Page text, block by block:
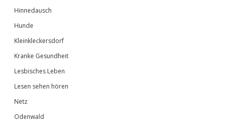
Hinnedausch
Hunde
Kleinkleckersdorf
Kranke Gesundheit
Lesbisches Leben
Lesen sehen hören
Netz
Odenwald